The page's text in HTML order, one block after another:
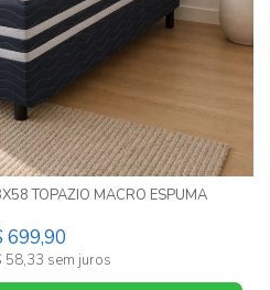
TOPAZIO MACRO ESPUMA
699,90
58,33 sem juros